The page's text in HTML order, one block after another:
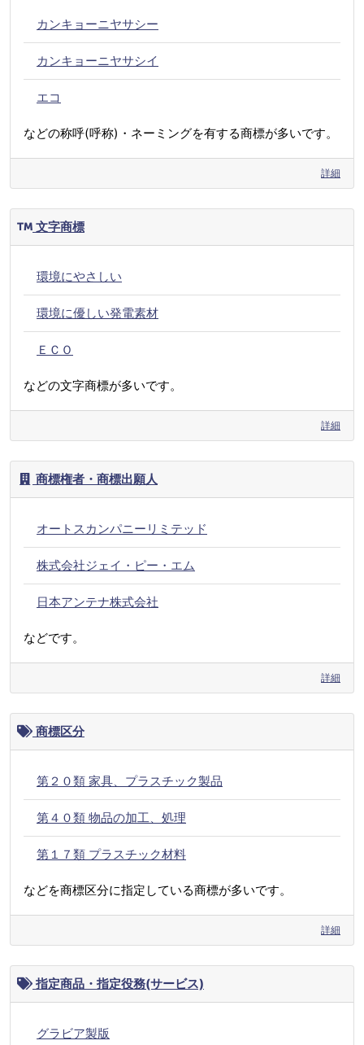
カンキョーニヤサシー
カンキョーニヤサシイ
エコ
などの称呼(呼称)・ネーミングを有する商標が多いです。
詳細
文字商標
環境にやさしい
環境に優しい発電素材
ＥＣＯ
などの文字商標が多いです。
詳細
商標権者・商標出願人
オートスカンパニーリミテッド
株式会社ジェイ・ピー・エム
日本アンテナ株式会社
などです。
詳細
商標区分
第２０類 家具、プラスチック製品
第４０類 物品の加工、処理
第１７類 プラスチック材料
などを商標区分に指定している商標が多いです。
詳細
指定商品・指定役務(サービス)
グラビア製版